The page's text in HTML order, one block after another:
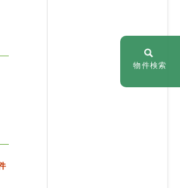
物件検索